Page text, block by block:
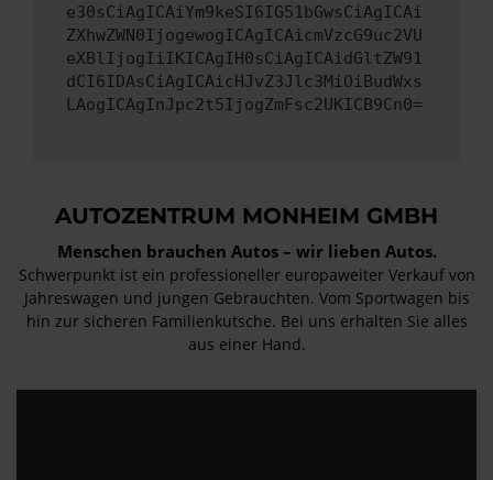
e30sCiAgICAiYm9keSI6IG51bGwsCiAgICAi
ZXhwZWN0IjogewogICAgICAicmVzcG9uc2VU
eXBlIjogIiIKICAgIH0sCiAgICAidGltZW91
dCI6IDAsCiAgICAicHJvZ3Jlc3MiOiBudWxs
LAogICAgInJpc2t5IjogZmFsc2UKICB9Cn0=
AUTOZENTRUM MONHEIM GMBH
Menschen brauchen Autos – wir lieben Autos.
Schwerpunkt ist ein professioneller europaweiter Verkauf von
Jahreswagen und jungen Gebrauchten. Vom Sportwagen bis
hin zur sicheren Familienkutsche. Bei uns erhalten Sie alles
aus einer Hand.